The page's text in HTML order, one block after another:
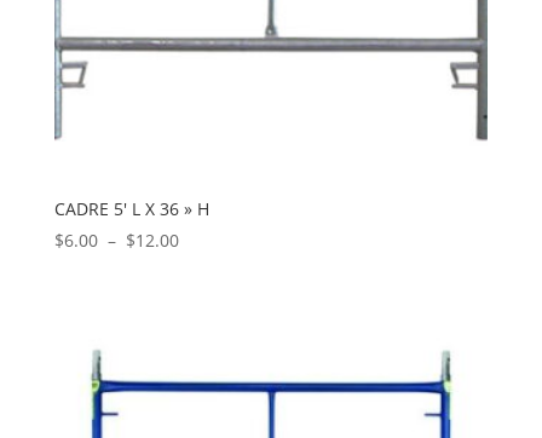
CADRE 5′ L X 36 » H
$6.00 – $12.00Plage
$12.00